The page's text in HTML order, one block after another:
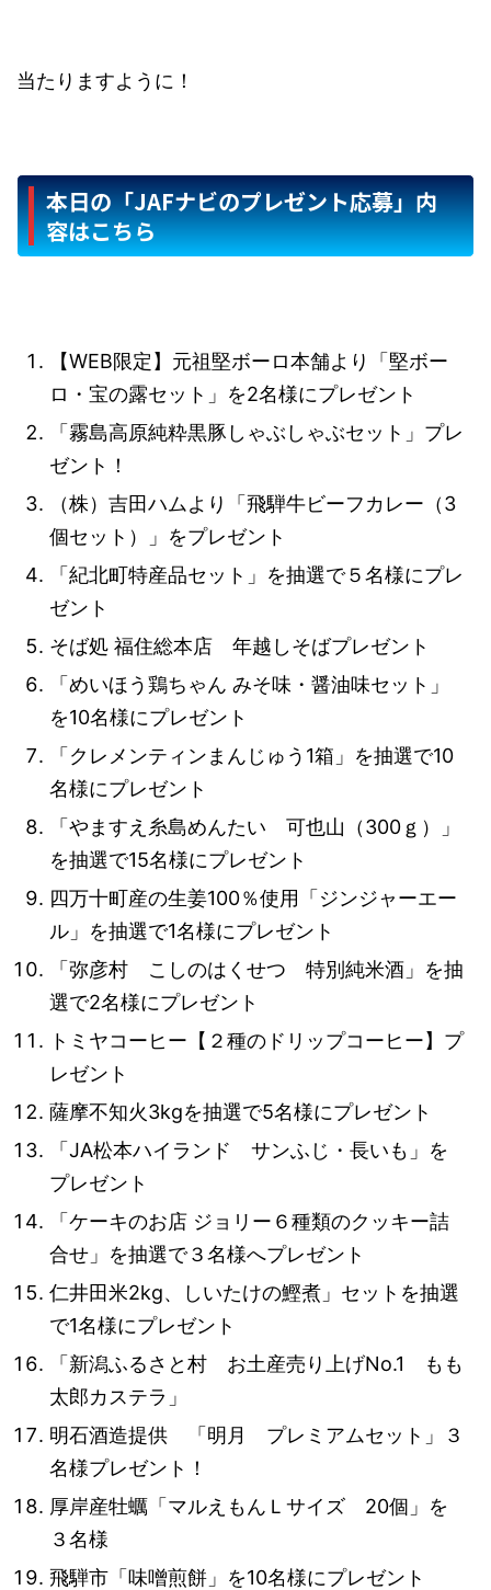
当たりますように！
本日の「JAFナビのプレゼント応募」内
容はこちら
【WEB限定】元祖堅ボーロ本舗より「堅ボー
ロ・宝の露セット」を2名様にプレゼント
「霧島高原純粋黒豚しゃぶしゃぶセット」プレ
ゼント！
（株）吉田ハムより「飛騨牛ビーフカレー（3
個セット）」をプレゼント
「紀北町特産品セット」を抽選で５名様にプレ
ゼント
そば処 福住総本店 年越しそばプレゼント
「めいほう鶏ちゃん みそ味・醤油味セット」
を10名様にプレゼント
「クレメンティンまんじゅう1箱」を抽選で10
名様にプレゼント
「やますえ糸島めんたい 可也山（300ｇ）」
を抽選で15名様にプレゼント
四万十町産の生姜100％使用「ジンジャーエー
ル」を抽選で1名様にプレゼント
「弥彦村 こしのはくせつ 特別純米酒」を抽
選で2名様にプレゼント
トミヤコーヒー【２種のドリップコーヒー】プ
レゼント
薩摩不知火3kgを抽選で5名様にプレゼント
「JA松本ハイランド サンふじ・長いも」を
プレゼント
「ケーキのお店 ジョリー６種類のクッキー詰
合せ」を抽選で３名様へプレゼント
仁井田米2kg、しいたけの鰹煮」セットを抽選
で1名様にプレゼント
「新潟ふるさと村 お土産売り上げNo.1 もも
太郎カステラ」
明石酒造提供 「明月 プレミアムセット」３
名様プレゼント！
厚岸産牡蠣「マルえもんＬサイズ 20個」を
３名様
飛騨市「味噌煎餅」を10名様にプレゼント